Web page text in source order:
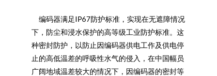
编码器满足IP67防护标准，实现在无遮障情况
下，防尘和浸水保护的高等级工业防护标准。这
种密封防护，以防止因编码器供电工作及供电停
止的高低温差的呼吸性水气的侵入，在中国幅员
广阔地域温差较大的情况下，因编码器的密封等